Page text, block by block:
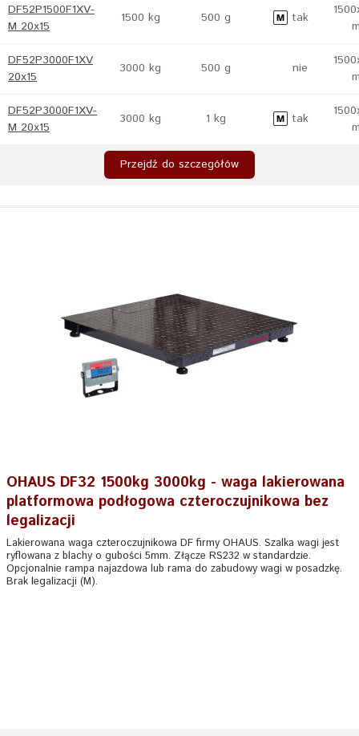
DF52P1500F1XV-
M 20x15
1500 kg 500 g tak
DF52P3000F1XV
20x15
3000 kg 500 g nie
DF52P3000F1XV-
M 20x15
3000 kg 1 kg tak
Przejdź do szczegółów
OHAUS DF32 1500kg 3000kg - waga lakierowana
platformowa podłogowa czteroczujnikowa bez
legalizacji
Lakierowana waga czteroczujnikowa DF firmy OHAUS. Szalka wagi jest
ryflowana z blachy o gubości 5mm. Złącze RS232 w standardzie.
Opcjonalnie rampa najazdowa lub rama do zabudowy wagi w posadzkę.
Brak legalizacji (M).